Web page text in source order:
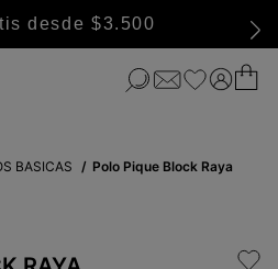
desde $3.500
BASICAS Polo Pique Block Raya